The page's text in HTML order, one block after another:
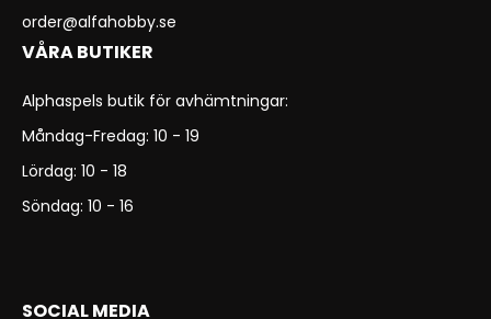
order@alfahobby.se
VÅRA BUTIKER
Alphaspels butik för avhämtningar:
Måndag-Fredag: 10 - 19
Lördag: 10 - 18
Söndag: 10 - 16
SOCIAL MEDIA